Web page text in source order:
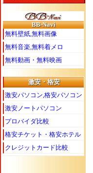
BB-Navi
無料壁紙,無料画像
無料音楽,無料着メロ
無料動画・無料映画
激安・格安
激安パソコン,格安パソコン
激安ノートパソコン
プロバイダ比較
格安チケット・格安ホテル
クレジットカード比較